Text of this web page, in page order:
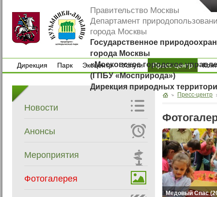
Правительство Москвы
Департамент
города Москвы
Государственное
города Москвы
«Московское городское
(ГПБУ «Мосприрода»)
Дирекция природных
Дирекция
Парк
Экоцентр
Экоцентр
Услуги
Услуги
Пресс-центр
Новости
Анонсы
Мероприятия
Фотогалерея
Пресс-центр
Медовый Спас